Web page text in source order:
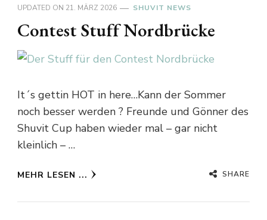
UPDATED ON 21. MÄRZ 2026 SHUVIT NEWS
Contest Stuff Nordbrücke
It´s gettin HOT in here…Kann der Sommer
noch besser werden ? Freunde und Gönner des
Shuvit Cup haben wieder mal – gar nicht
kleinlich – …
MEHR LESEN ... SHARE